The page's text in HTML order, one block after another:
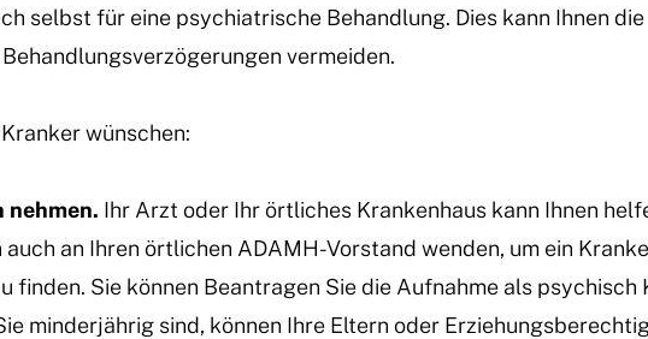
selbst für eine psychiatrische Behandlung. Dies kann Ihnen die
vermeiden.
wünschen:
nehmen. Ihr Arzt oder Ihr örtliches Krankenhaus kann Ihnen
an Ihren örtlichen ADAMH-Vorstand wenden, um ein
finden. Sie können Beantragen Sie die Aufnahme als psychisch
minderjährig sind, können Ihre Eltern oder